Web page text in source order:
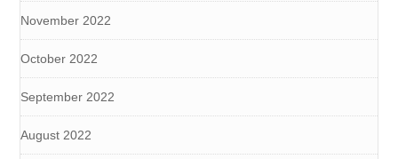
November 2022
October 2022
September 2022
August 2022